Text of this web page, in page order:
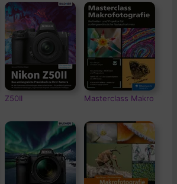
Z50II Masterclass Makro